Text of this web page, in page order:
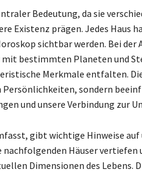
Bedeutung, da sie
Existenz prägen. Jedes Haus
sichtbar werden. Bei der
mit bestimmten Planeten und
Merkmale entfalten.
sondern
und unsere Verbindung zur
gibt wichtige Hinweise
nachfolgenden Häuser vertiefen
Dimensionen des Lebens.